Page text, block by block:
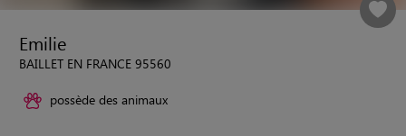
Emilie
BAILLET EN FRANCE 95560
possède des animaux